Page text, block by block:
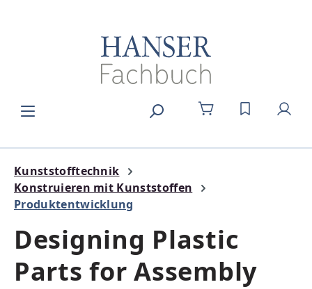
DU HAST 0
Kunststofftechnik
Konstruieren mit Kunststoffen
Produktentwicklung
Designing Plastic
Parts for Assembly